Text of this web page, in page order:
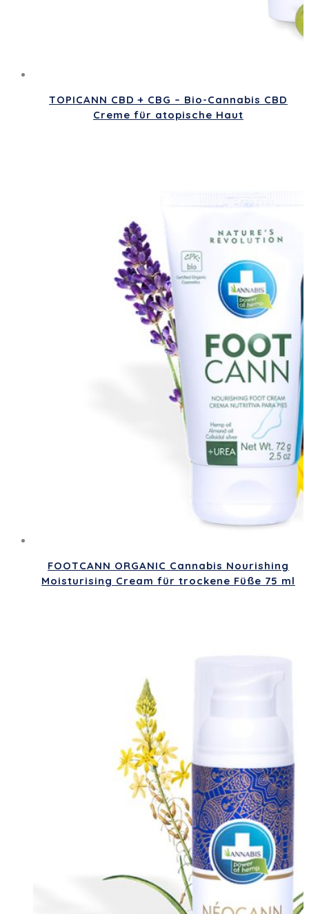
TOPICANN CBD + CBG – Bio-Cannabis CBD
Creme für atopische Haut
FOOTCANN ORGANIC Cannabis Nourishing
Moisturising Cream für trockene Füße 75 ml